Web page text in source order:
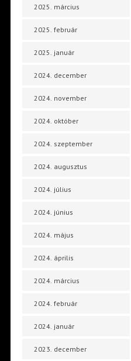
2025. március
2025. február
2025. január
2024. december
2024. november
2024. október
2024. szeptember
2024. augusztus
2024. július
2024. június
2024. május
2024. április
2024. március
2024. február
2024. január
2023. december